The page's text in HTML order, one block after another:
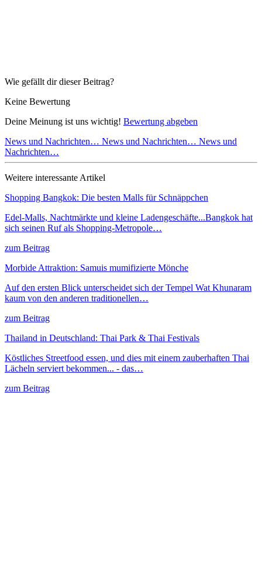
Wie gefällt dir dieser Beitrag?
Keine Bewertung
Deine Meinung ist uns wichtig! Bewertung abgeben
News und Nachrichten… News und Nachrichten… News und
Nachrichten…
Weitere interessante Artikel
Shopping Bangkok: Die besten Malls für Schnäppchen
Edel-Malls, Nachtmärkte und kleine Ladengeschäfte...Bangkok hat
sich seinen Ruf als Shopping-Metropole…
zum Beitrag
Morbide Attraktion: Samuis mumifizierte Mönche
Auf den ersten Blick unterscheidet sich der Tempel Wat Khunaram
kaum von den anderen traditionellen…
zum Beitrag
Thailand in Deutschland: Thai Park & Thai Festivals
Köstliches Streetfood essen, und dies mit einem zauberhaften Thai
Lächeln serviert bekommen... - das…
zum Beitrag